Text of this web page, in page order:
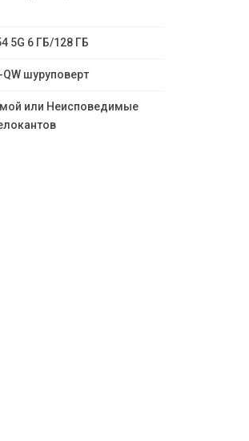
5G 6 ГБ/128 ГБ
QW шуруповерт
или Неисповедимые